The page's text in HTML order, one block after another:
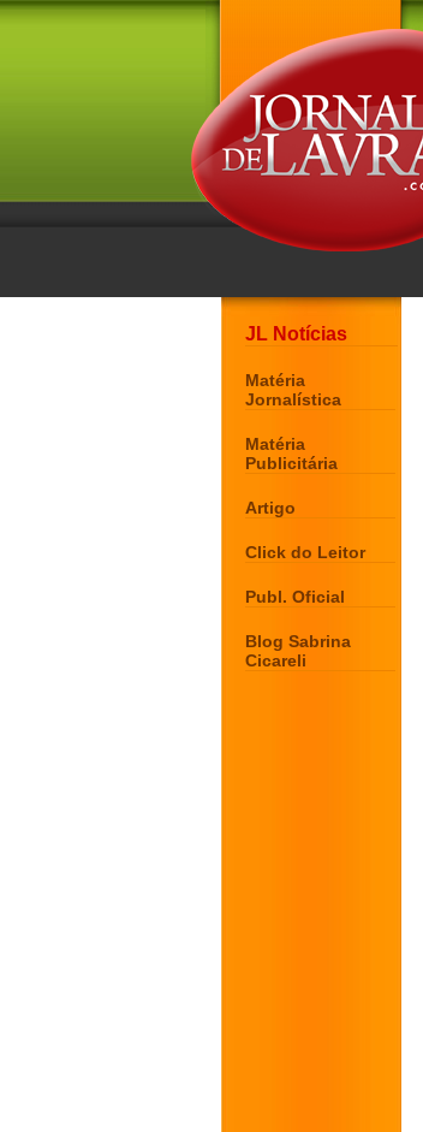
JL Notícias
Matéria
Jornalística
Matéria
Publicitária
Artigo
Click do Leitor
Publ. Oficial
Blog Sabrina
Cicareli